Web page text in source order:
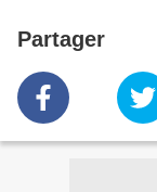
Partager